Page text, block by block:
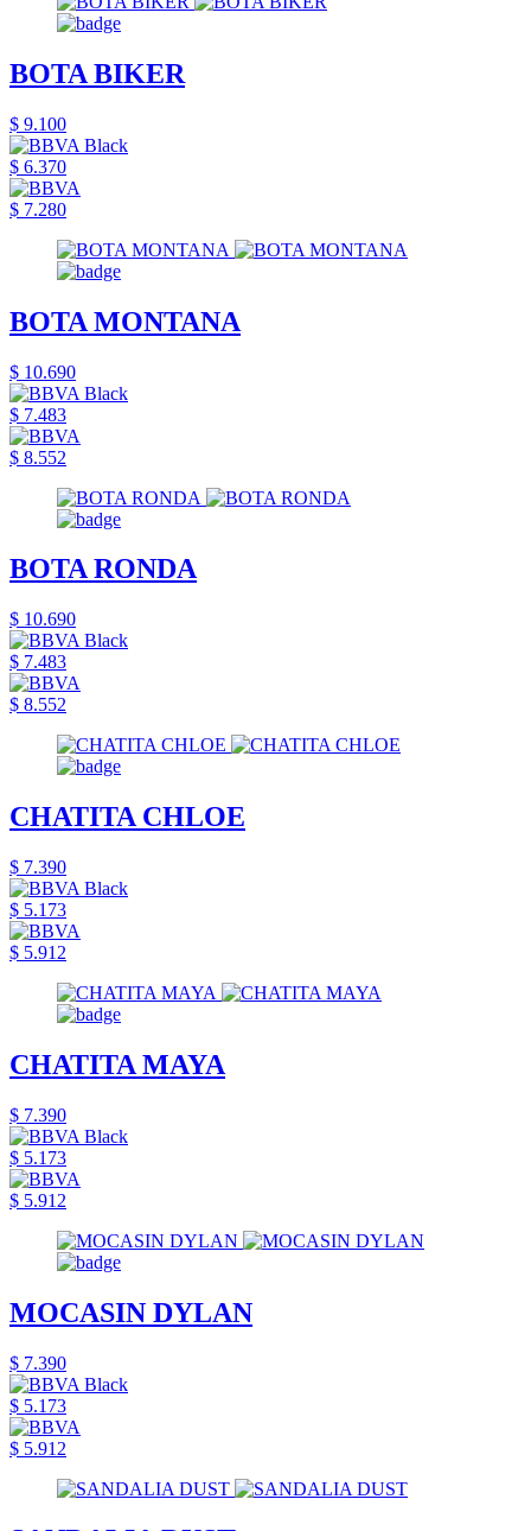
BOTA BIKER
$ 9.100
$ 6.370
$ 7.280
BOTA MONTANA
$ 10.690
$ 7.483
$ 8.552
BOTA RONDA
$ 10.690
$ 7.483
$ 8.552
CHATITA CHLOE
$ 7.390
$ 5.173
$ 5.912
CHATITA MAYA
$ 7.390
$ 5.173
$ 5.912
MOCASIN DYLAN
$ 7.390
$ 5.173
$ 5.912